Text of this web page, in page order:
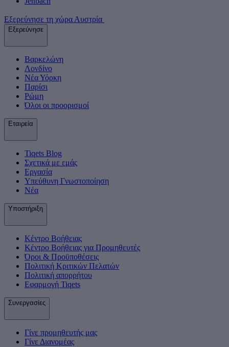
Εξερεύνησε τη χώρα Αυστρία
Εξερεύνησε
Βαρκελώνη
Λονδίνο
Νέα Υόρκη
Παρίσι
Ρώμη
Όλοι οι προορισμοί
Εταιρεία
Tiqets Βlog
Σχετικά με εμάς
Εργασία
Υπεύθυνη Γνωστοποίηση
Νέα
Υποστήριξη
Κέντρο Βοήθειας
Κέντρο Βοήθειας για Προμηθευτές
Όροι & Προϋποθέσεις
Πολιτική Κριτικών Πελατών
Πολιτική απορρήτου
Εφαρμογή Tiqets
Συνεργασίες
Γίνε προμηθευτής μας
Γίνε Διανομέας